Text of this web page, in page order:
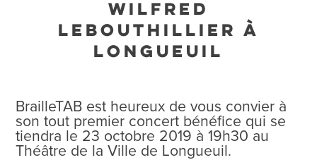
Wilfred
LeBouthillier à
Longueuil
BrailleTAB est heureux de vous convier à
son tout premier concert bénéfice qui se
tiendra le 23 octobre 2019 à 19h30 au
Théâtre de la Ville de Longueuil.